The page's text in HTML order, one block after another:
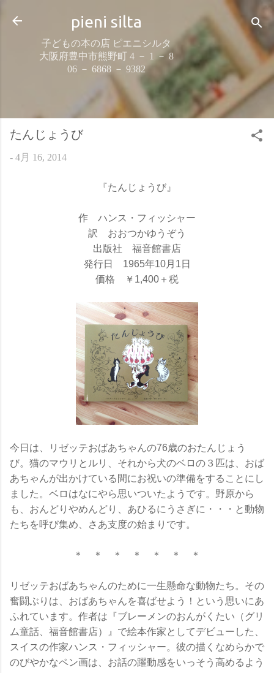
スキップしてメイン コンテンツに移動
pieni silta
子どもの本の店 ピエニシルタ
大阪府豊中市熊野町 4 － 1 － 8
06 － 6868 － 9382
たんじょうび
- 4月 16, 2014
『たんじょうび』
作 ハンス・フィッシャー
訳 おおつかゆうぞう
出版社 福音館書店
発行日 1965年10月1日
価格 ￥1,400＋税
今日は、リゼッテおばあちゃんの76歳のおたんじょう
び。猫のマウリとルリ、それから犬のベロの３匹は、おば
あちゃんが出かけている間にお祝いの準備をすることにし
ました。ベロはなにやら思いついたようです。野原から
も、おんどりやめんどり、あひるにうさぎに・・・と動物
たちを呼び集め、さあ支度の始まりです。
＊ ＊ ＊ ＊ ＊ ＊ ＊
リゼッテおばあちゃんのために一生懸命な動物たち。その
奮闘ぶりは、おばあちゃんを喜ばせよう！という思いにあ
ふれています。作者は『ブレーメンのおんがくたい（グリ
ム童話、福音館書店）』で絵本作家としてデビューした、
スイスの作家ハンス・フィッシャー。彼の描くなめらかで
のびやかなペン画は、お話の躍動感をいっそう高めるよう